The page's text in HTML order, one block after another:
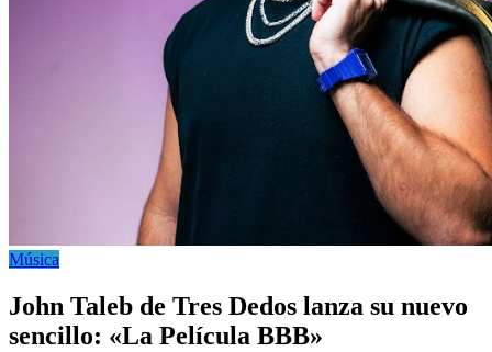
Música
John Taleb de Tres Dedos lanza su nuevo
sencillo: «La Película BBB»